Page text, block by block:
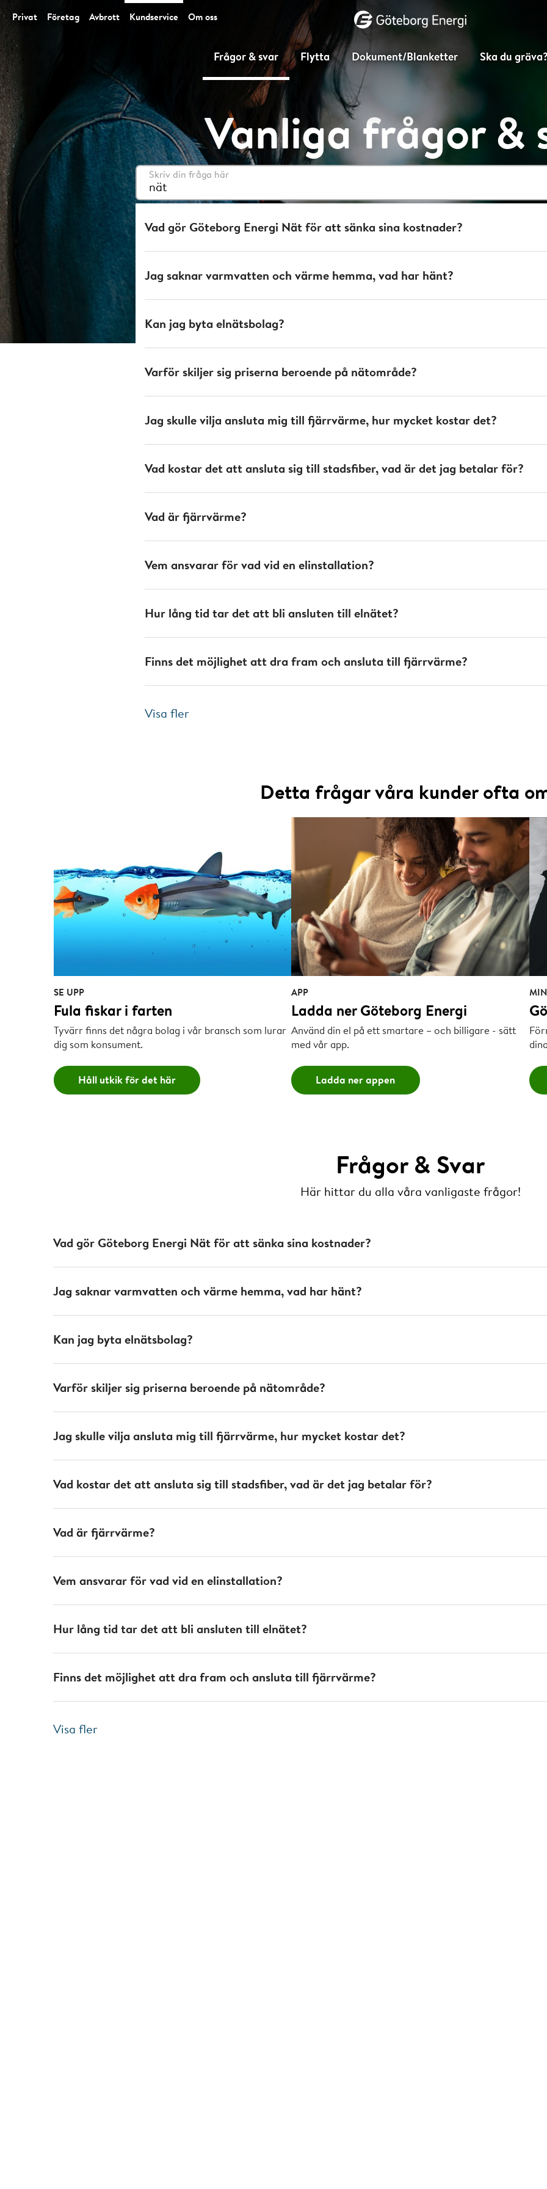
Vanliga frågor &
Skriv din fråga här
Vad gör Göteborg Energi Nät för att sänka sina kostnader?
Jag saknar varmvatten och värme hemma, vad har hänt?
Kan jag byta elnätsbolag?
Varför skiljer sig priserna beroende på nätområde?
Jag skulle vilja ansluta mig till fjärrvärme, hur mycket kostar det?
Vad kostar det att ansluta sig till stadsfiber, vad är det jag betalar för?
Vad är fjärrvärme?
Vem ansvarar för vad vid en elinstallation?
Hur lång tid tar det att bli ansluten till elnätet?
Finns det möjlighet att dra fram och ansluta till fjärrvärme?
Visa fler
Vad vill du söka efter?
Privat Företag Avbrott Kundservice Om oss
Frågor & svar Flytta Dokument/Blanketter Ska du
Detta frågar våra kunder ofta
SE UPP
Fula fiskar i farten
Tyvärr finns det några bolag i vår bransch som lurar
dig som konsument.
Håll utkik för det här
APP
Ladda ner Göteborg Energi
Använd din el på ett smartare – och billigare - sätt
med vår app.
Ladda ner appen
Frågor & Svar
Här hittar du alla våra vanligaste frågor!
Vad gör Göteborg Energi Nät för att sänka sina kostnader?
Jag saknar varmvatten och värme hemma, vad har hänt?
Kan jag byta elnätsbolag?
Varför skiljer sig priserna beroende på nätområde?
Jag skulle vilja ansluta mig till fjärrvärme, hur mycket kostar det?
Vad kostar det att ansluta sig till stadsfiber, vad är det jag betalar för?
Vad är fjärrvärme?
Vem ansvarar för vad vid en elinstallation?
Hur lång tid tar det att bli ansluten till elnätet?
Finns det möjlighet att dra fram och ansluta till fjärrvärme?
Visa fler